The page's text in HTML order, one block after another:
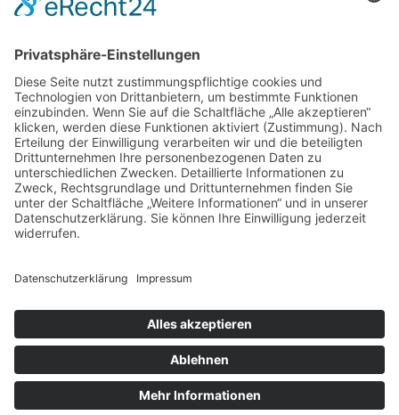
Impressum
Datenschutz
Buchungsbedingungen
Sitemap
Zahlungsarten
EN
© Heide-Camp Schlaitz ≡Webdesign & SEO